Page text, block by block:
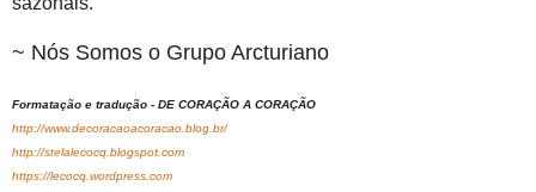
~ Nós Somos o Grupo Arcturiano
Formatação e tradução - DE CORAÇÃO A CORAÇÃO
http://www.decoracaoacoracao.blog.br/
http://stelalecocq.blogspot.com
https://lecocq.wordpress.com